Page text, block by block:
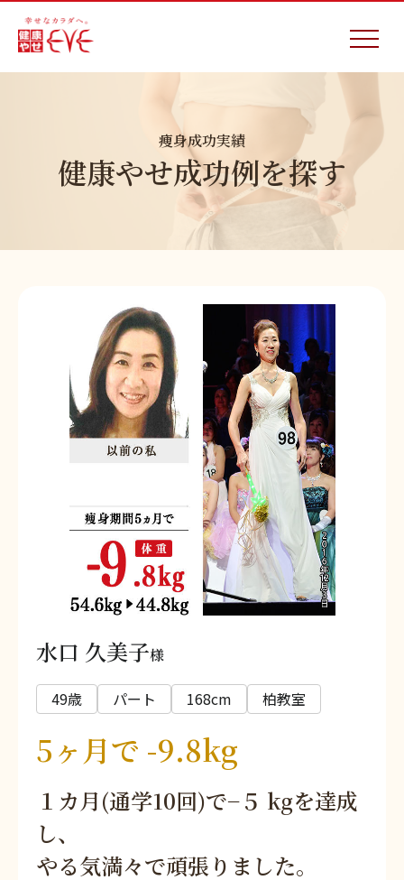
痩身成功実績
健康やせ成功例を探す
水口 久美子様
49歳 パート 168cm 柏教室
5ヶ月で -9.8kg
１カ月(通学10回)で−５ kgを達成
し、
やる気満々で頑張りました。